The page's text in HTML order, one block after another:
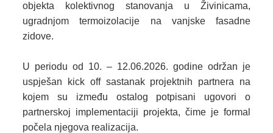
objekta kolektivnog stanovanja u Živinicama,
ugradnjom termoizolacije na vanjske fasadne
zidove.
U periodu od 10. – 12.06.2026. godine održan je
uspješan kick off sastanak projektnih partnera na
kojem su između ostalog potpisani ugovori o
partnerskoj implementaciji projekta, čime je formal
počela njegova realizacija.